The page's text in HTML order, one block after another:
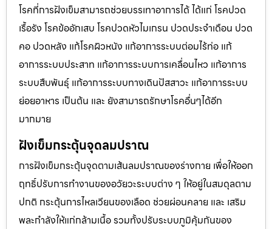
โรคที่การฝังเข็มสามารถช่วยบรรเทาอาการได้ ได้แก่ โรคปวด
เรื้อรัง โรคข้ออักเสบ โรคปวดหัวไมเกรน ปวดประจําเดือน ปวด
คอ ปวดหลัง แก้โรคผิวหนัง แก้อาการระบบต่อมไร้ท่อ แก้
อาการระบบประสาท แก้อาการระบบการเคลื่อนไหว แก้อาการ
ระบบสืบพันธุ์ แก้อาการระบบทางเดินปัสสาวะ แก้อาการระบบ
ย่อยอาหาร เป็นต้น และ ยังสามารถรักษาโรคอื่นๆได้อีก
มากมาย
ฝังเข็มกระตุ้นจุดลมปราณ
การฝังเข็มกระตุ้นจุดตามเส้นลมปราณของร่างกาย เพื่อให้ออก
ฤทธิ์ปรับการทำงานของอวัยวะระบบต่าง ๆ ให้อยู่ในสมดุลตาม
ปกติ กระตุ้นการไหลเวียนของเลือด ช่วยผ่อนคลาย และ เสริม
พละกำลังให้แก่กล้ามเนื้อ รวมทั้งปรับระบบภูมิคุ้มกันของ